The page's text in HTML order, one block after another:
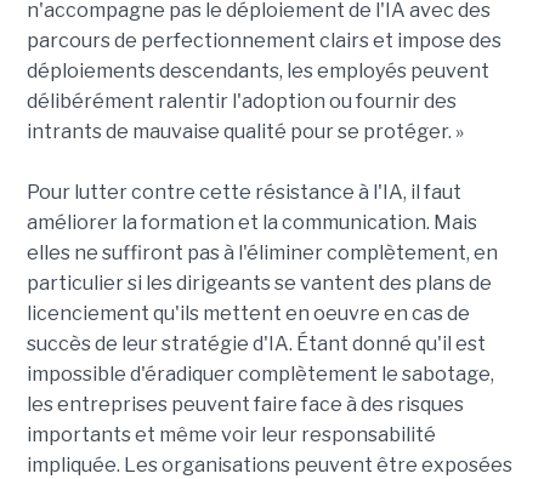
n'accompagne pas le déploiement de l'IA avec des
parcours de perfectionnement clairs et impose des
déploiements descendants, les employés peuvent
délibérément ralentir l'adoption ou fournir des
intrants de mauvaise qualité pour se protéger. »
Pour lutter contre cette résistance à l'IA, il faut
améliorer la formation et la communication. Mais
elles ne suffiront pas à l'éliminer complètement, en
particulier si les dirigeants se vantent des plans de
licenciement qu'ils mettent en oeuvre en cas de
succès de leur stratégie d'IA. Étant donné qu'il est
impossible d'éradiquer complètement le sabotage,
les entreprises peuvent faire face à des risques
importants et même voir leur responsabilité
impliquée. Les organisations peuvent être exposées